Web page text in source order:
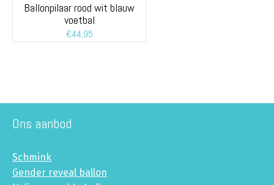
Ballonpilaar rood wit blauw
voetbal
€44,95
Ons aanbod
Schmink
Gender reveal ballon